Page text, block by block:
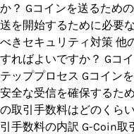
か？ Gコインを送るため
送を開始するために必要
べきセキュリティ対策 他
すればよいですか？ Gコ
テッププロセス Gコイン
安全な受信を確保するた
の取引手数料はどのくら
引手数料の内訳 G-Coin